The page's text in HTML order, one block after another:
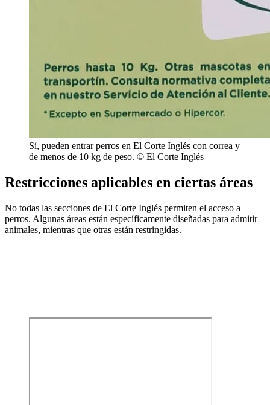
Sí, pueden entrar perros en El Corte Inglés con correa y
de menos de 10 kg de peso. © El Corte Inglés
Restricciones aplicables en ciertas áreas
No todas las secciones de El Corte Inglés permiten el acceso a
perros. Algunas áreas están específicamente diseñadas para admitir
animales, mientras que otras están restringidas.